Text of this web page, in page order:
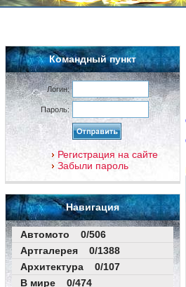
Командный пункт
Логин:
Пароль:
Регистрация на сайте
Забыли пароль
Навигация
Автомото 0/506
Артгалерея 0/1388
Архитектура 0/107
В мире 0/474